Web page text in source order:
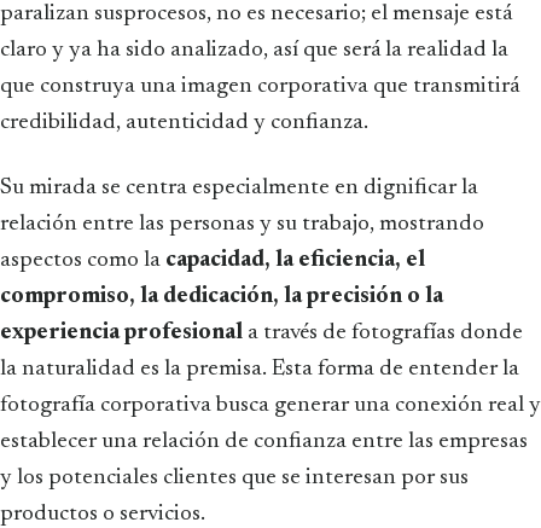
paralizan susprocesos, no es necesario; el mensaje está
claro y ya ha sido analizado, así que será la realidad la
que construya una imagen corporativa que transmitirá
credibilidad, autenticidad y confianza.
Su mirada se centra especialmente en dignificar la
relación entre las personas y su trabajo, mostrando
aspectos como la capacidad, la eficiencia, el
compromiso, la dedicación, la precisión o la
experiencia profesional a través de fotografías donde
la naturalidad es la premisa. Esta forma de entender la
fotografía corporativa busca generar una conexión real y
establecer una relación de confianza entre las empresas
y los potenciales clientes que se interesan por sus
productos o servicios.